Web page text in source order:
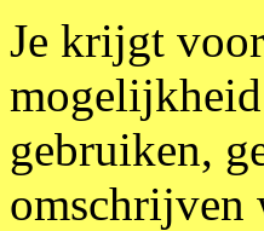
Je krijgt
gebruiken,
omschrijven